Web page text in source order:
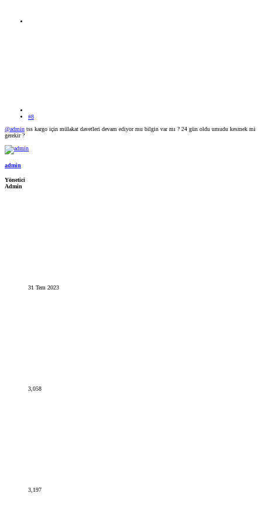
#8
@admin tss kargo için mülakat davetleri devam ediyor mu bilgin var mı ? 24 gün oldu umudu kesmek mi
gerekir ?
admin
Yönetici
Admin
31 Tem 2023
3,058
3,197